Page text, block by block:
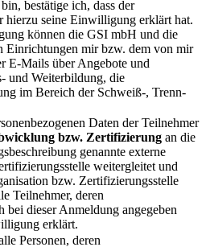
bestätige ich, dass der
hierzu seine Einwilligung erklärt hat.
können die GSI mbH und die
Einrichtungen mir bzw. dem von mir
E-Mails über Angebote und
und Weiterbildung, die
im Bereich der Schweiß-, Trenn-
Daten der Teilnehmer
bzw. Zertifizierung an die
genannte externe
weitergleitet und
bzw. Zertifizierungsstelle
Teilnehmer, deren
bei dieser Anmeldung angegeben
erklärt.
Personen, deren